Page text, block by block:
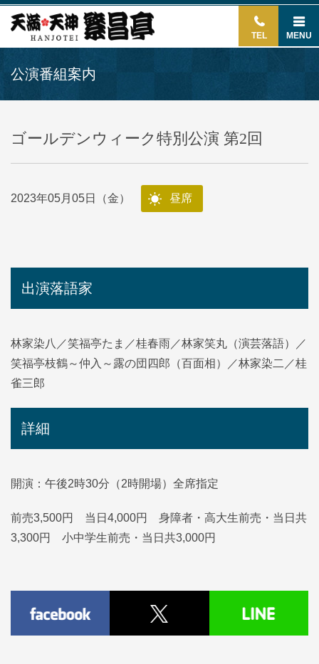
TEL MENU
公演番組案内
ゴールデンウィーク特別公演 第2回
2023年05月05日（金） 昼席
出演落語家
林家染八／笑福亭たま／桂春雨／林家笑丸（演芸落語）／
笑福亭枝鶴～仲入～露の団四郎（百面相）／林家染二／桂
雀三郎
詳細
開演：午後2時30分（2時開場）全席指定
前売3,500円 当日4,000円 身障者・高大生前売・当日共
3,300円 小中学生前売・当日共3,000円